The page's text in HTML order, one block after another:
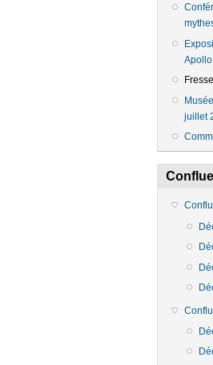
juillet